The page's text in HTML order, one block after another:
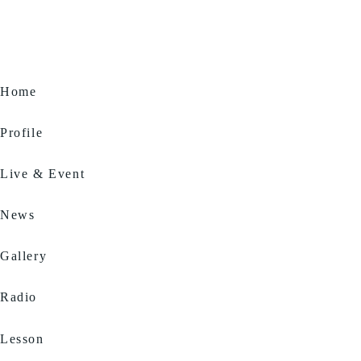
Home
Profile
Live & Event
News
Gallery
Radio
Lesson